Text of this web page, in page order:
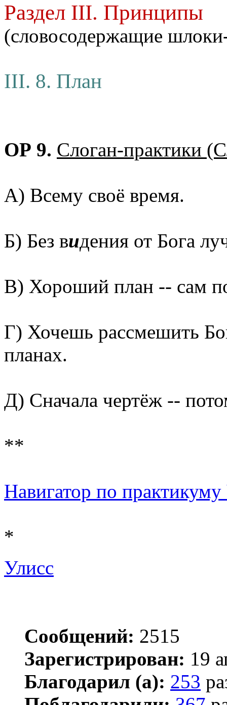
Раздел III. Принципы
(словосодержащие
III. 8. План
ОР 9. Слоган-практики
А) Всему своё время.
Б) Без видения от Бога
В) Хороший план -- сам
Г) Хочешь рассмешить
планах.
Д) Сначала чертёж --
**
Навигатор по
*
Улисс
Сообщений: 2515
Зарегистрирован: 19
Благодарил (а): 253